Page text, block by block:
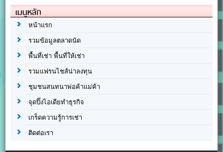
เมนูหลัก
หน้าแรก
รวมข้อมูลตลาดนัด
พื้นที่เช่า พื้นที่ให้เช่า
รวมแฟรนไชส์น่าลงทุน
ชุมชนสนทนาพ่อค้าแม่ค้า
จุดปิ๊งไอเดียทำธุรกิจ
เกร็ดความรู้การเช่า
ติดต่อเรา